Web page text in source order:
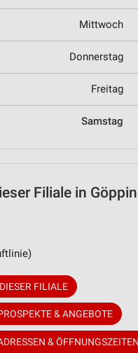
Mittwoch
Donnerstag
Freitag
Samstag
Filiale in
FILIALE
& ANGEBOTE
& ÖFFNUNGSZEITEN